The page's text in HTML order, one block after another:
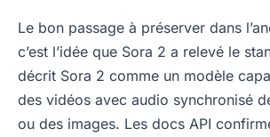
Le bon passage à préserver dans
c’est l’idée que Sora 2 a relevé le
décrit Sora 2 comme un modèle
des vidéos avec audio synchronisé
ou des images. Les docs API